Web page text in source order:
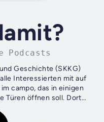
Podcasts
Geschichte (SKKG)
Interessierten mit auf
campo, das in einigen
Türen öffnen soll. Dort
vielseitige...